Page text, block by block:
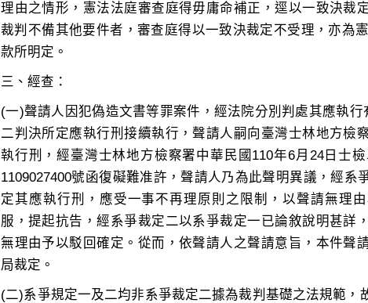
理由之情形，憲法法庭審查庭得毋庸命補正，逕以一致決裁
裁判不備其他要件者，審查庭得以一致決裁定不受理，亦為
(一)聲請人因犯偽造文書等罪案件，經法院分別判處其應執行
二判決所定應執行刑接續執行，聲請人嗣向臺灣士林地方檢
執行刑，經臺灣士林地方檢察署中華民國110年6月24日士
1109027400號函復礙難准許，聲請人乃為此聲明異議，經系
定其應執行刑，應受一事不再理原則之限制，以聲請無理
服，提起抗告，經系爭裁定二以系爭裁定一已論敘說明甚詳
無理由予以駁回確定。從而，依聲請人之聲請意旨，本件聲
(二)系爭規定一及二均非系爭裁定二據為裁判基礎之法規範，